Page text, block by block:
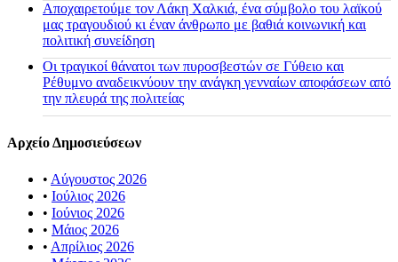
Αποχαιρετούμε τον Λάκη Χαλκιά, ένα σύμβολο του λαϊκού
μας τραγουδιού κι έναν άνθρωπο με βαθιά κοινωνική και
πολιτική συνείδηση
Οι τραγικοί θάνατοι των πυροσβεστών σε Γύθειο και
Ρέθυμνο αναδεικνύουν την ανάγκη γενναίων αποφάσεων από
την πλευρά της πολιτείας
Αρχείο Δημοσιεύσεων
• Αύγουστος 2026
• Ιούλιος 2026
• Ιούνιος 2026
• Μάιος 2026
• Απρίλιος 2026